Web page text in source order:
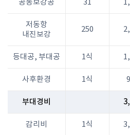
공동보강공 31
저동항
내진보강
250
등대공, 부대공 1식
사후환경 1식
부대경비
감리비 1식